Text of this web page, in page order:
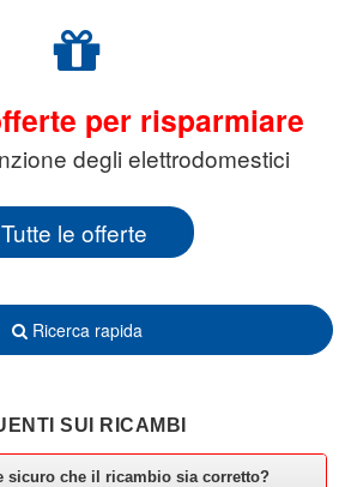
per risparmiare
degli elettrodomestici
Tutte le offerte
Ricerca rapida
SUI RICAMBI
sicuro che il ricambio sia corretto?